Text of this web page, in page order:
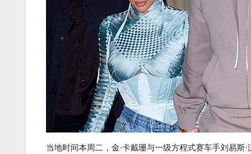
当地时间本周二，金·卡戴珊与一级方程式赛车手刘易